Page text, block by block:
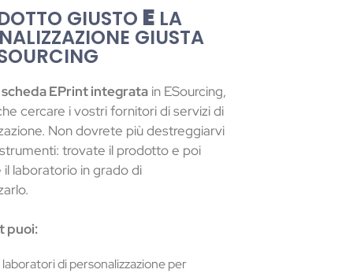
GIUSTO E LA
GIUSTA
scheda EPrint integrata in ESourcing,
cercare i vostri fornitori di servizi di
Non dovrete più destreggiarvi
trovate il prodotto e poi
il laboratorio in grado di
puoi:
di personalizzazione per